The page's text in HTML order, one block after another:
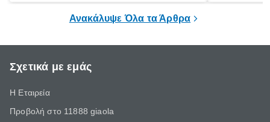
Ανακάλυψε Όλα τα Άρθρα
Σχετικά με εμάς
Η Εταιρεία
Προβολή στο 11888 giaola